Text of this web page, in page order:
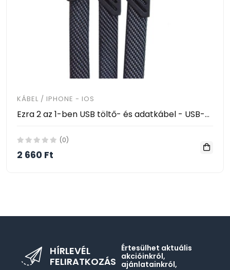
KÁBEL / IPHONE - IOS
Ezra 2 az 1-ben USB töltő- és adatkábel - USB-C és Lightning csatlakozó / 65W
(0)
2 660 Ft
HÍRLEVÉL
FELIRATKOZÁS
Értesülhet aktuális
akcióinkról,
ajánlatainkról,